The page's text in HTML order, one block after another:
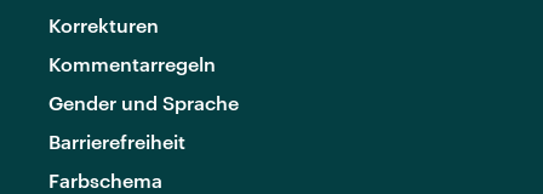
Korrekturen
Kommentarregeln
Gender und Sprache
Barrierefreiheit
Farbschema